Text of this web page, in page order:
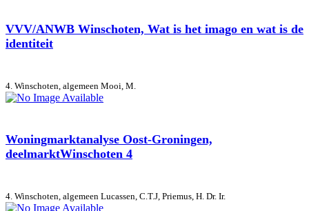
VVV/ANWB Winschoten, Wat is het imago en wat is de
identiteit
4. Winschoten, algemeen Mooi, M.
Woningmarktanalyse Oost-Groningen,
deelmarktWinschoten 4
4. Winschoten, algemeen Lucassen, C.T.J, Priemus, H. Dr. Ir.